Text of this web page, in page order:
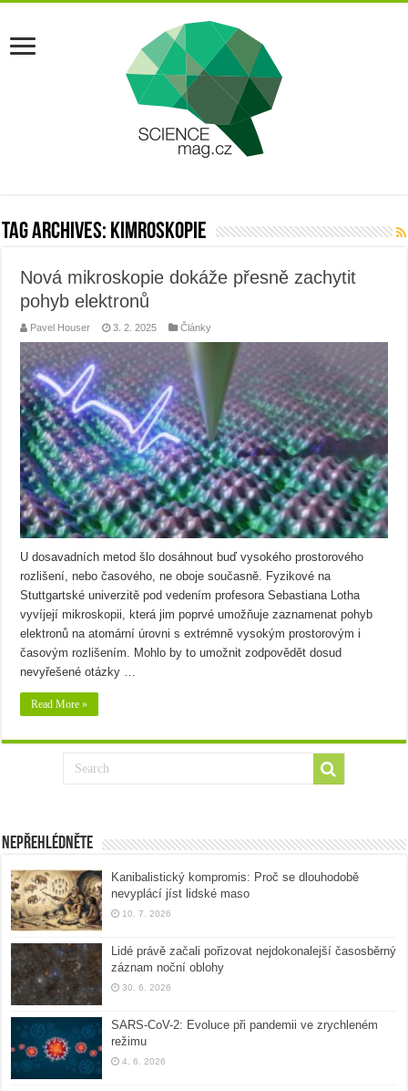
Tag Archives: kimroskopie
Nová mikroskopie dokáže přesně zachytit
pohyb elektronů
Pavel Houser 3. 2. 2025 Články
U dosavadních metod šlo dosáhnout buď vysokého prostorového
rozlišení, nebo časového, ne oboje současně. Fyzikové na
Stuttgartské univerzitě pod vedením profesora Sebastiana Lotha
vyvíjejí mikroskopii, která jim poprvé umožňuje zaznamenat pohyb
elektronů na atomární úrovni s extrémně vysokým prostorovým i
časovým rozlišením. Mohlo by to umožnit zodpovědět dosud
nevyřešené otázky …
Read More »
Nepřehlédněte
Kanibalistický kompromis: Proč se dlouhodobě
nevyplácí jíst lidské maso
10. 7. 2026
Lidé právě začali pořizovat nejdokonalejší časosběrný
záznam noční oblohy
30. 6. 2026
SARS-CoV-2: Evoluce při pandemii ve zrychleném
režimu
4. 6. 2026